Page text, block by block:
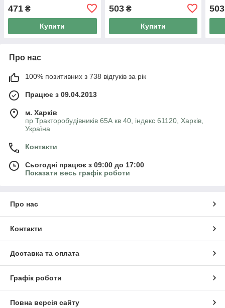
471 ₴
Купити
503₴
Купити
503
Про нас
100% позитивних з 738 відгуків за рік
Працює з 09.04.2013
м. Харків
пр Тракторобудівників 65А кв 40, індекс 61120, Харків,
Україна
Контакти
Сьогодні працює з 09:00 до 17:00
Показати весь графік роботи
Про нас
Контакти
Доставка та оплата
Графік роботи
Повна версія сайту